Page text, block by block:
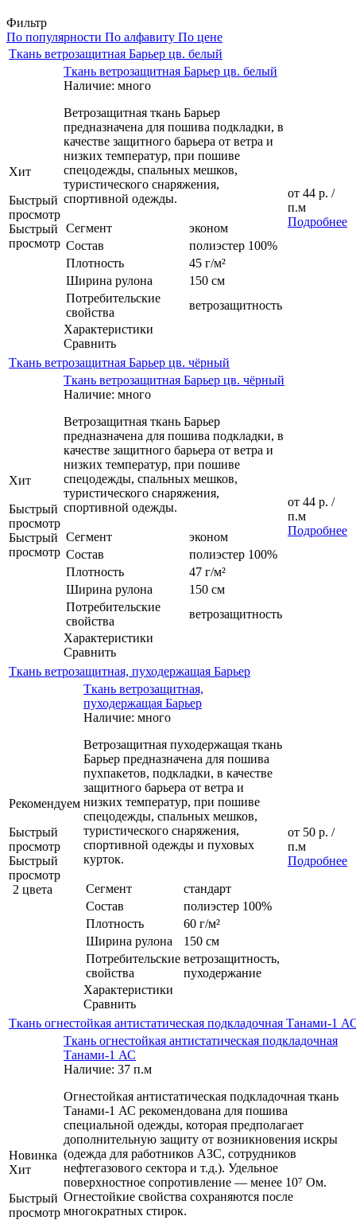
Фильтр
По популярности По алфавиту По цене
Ткань ветрозащитная Барьер цв. белый
Хит
Быстрый
просмотр
Быстрый
просмотр
Ткань ветрозащитная Барьер цв. белый
Наличие: много
Ветрозащитная ткань Барьер
предназначена для пошива подкладки, в
качестве защитного барьера от ветра и
низких температур, при пошиве
спецодежды, спальных мешков,
туристического снаряжения,
спортивной одежды.
Сегмент
эконом
Состав
полиэстер 100%
Плотность
45 г/м²
Ширина рулона
150 см
Потребительские
свойства
ветрозащитность
Характеристики
Сравнить
от 44 р. /
п.м
Подробнее
Ткань ветрозащитная Барьер цв. чёрный
Хит
Быстрый
просмотр
Быстрый
просмотр
Ткань ветрозащитная Барьер цв. чёрный
Наличие: много
Ветрозащитная ткань Барьер
предназначена для пошива подкладки, в
качестве защитного барьера от ветра и
низких температур, при пошиве
спецодежды, спальных мешков,
туристического снаряжения,
спортивной одежды.
Сегмент
эконом
Состав
полиэстер 100%
Плотность
47 г/м²
Ширина рулона
150 см
Потребительские
свойства
ветрозащитность
Характеристики
Сравнить
от 44 р. /
п.м
Подробнее
Ткань ветрозащитная, пуходержащая Барьер
Рекомендуем
Быстрый
просмотр
Быстрый
просмотр
2 цвета
Ткань ветрозащитная,
пуходержащая Барьер
Наличие: много
Ветрозащитная пуходержащая ткань
Барьер предназначена для пошива
пухпакетов, подкладки, в качестве
защитного барьера от ветра и
низких температур, при пошиве
спецодежды, спальных мешков,
туристического снаряжения,
спортивной одежды и пуховых
курток.
Сегмент
стандарт
Состав
полиэстер 100%
Плотность
60 г/м²
Ширина рулона
150 см
Потребительские
свойства
ветрозащитность,
пуходержание
Характеристики
Сравнить
от 50 р. /
п.м
Подробнее
Ткань огнестойкая антистатическая подкладочная Танами-1
Новинка
Хит
Быстрый
просмотр
Ткань огнестойкая антистатическая подкладочная
Танами-1 АС
Наличие: 37 п.м
Огнестойкая антистатическая подкладочная ткань
Танами-1 АС рекомендована для пошива
специальной одежды, которая предполагает
дополнительную защиту от возникновения искры
(одежда для работников АЗС, сотрудников
нефтегазового сектора и т.д.). Удельное
поверхностное сопротивление — менее 10⁷ Ом.
Огнестойкие свойства сохраняются после
многократных стирок.